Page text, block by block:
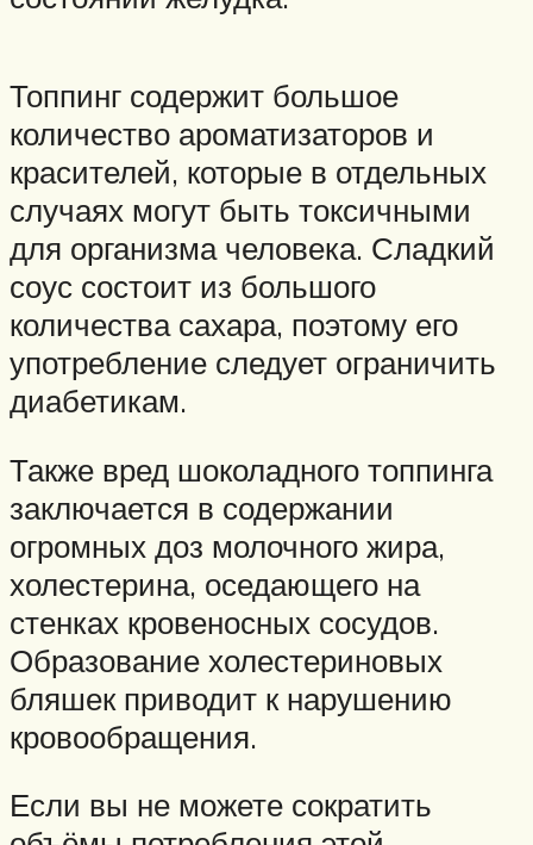
Топпинг содержит большое
количество ароматизаторов и
красителей, которые в отдельных
случаях могут быть токсичными
для организма человека. Сладкий
соус состоит из большого
количества сахара, поэтому его
употребление следует ограничить
диабетикам.
Также вред шоколадного топпинга
заключается в содержании
огромных доз молочного жира,
холестерина, оседающего на
стенках кровеносных сосудов.
Образование холестериновых
бляшек приводит к нарушению
кровообращения.
Если вы не можете сократить